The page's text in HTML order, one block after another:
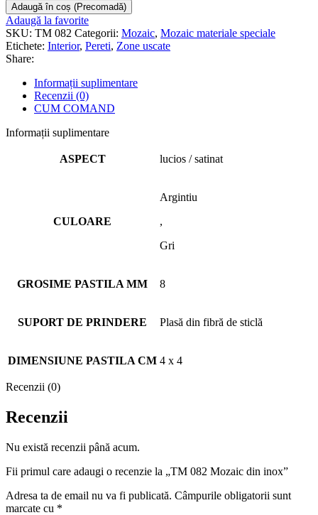
Adaugă în coș (Precomadă)
Adaugă la favorite
SKU: TM 082 Categorii: Mozaic, Mozaic materiale speciale
Etichete: Interior, Pereti, Zone uscate
Share:
Informații suplimentare
Recenzii (0)
CUM COMAND
Informații suplimentare
ASPECT lucios / satinat
CULOARE
Argintiu
,
Gri
GROSIME PASTILA MM 8
SUPORT DE PRINDERE Plasă din fibră de sticlă
DIMENSIUNE PASTILA CM 4 x 4
Recenzii (0)
Recenzii
Nu există recenzii până acum.
Fii primul care adaugi o recenzie la „TM 082 Mozaic din inox”
Adresa ta de email nu va fi publicată. Câmpurile obligatorii sunt
marcate cu *